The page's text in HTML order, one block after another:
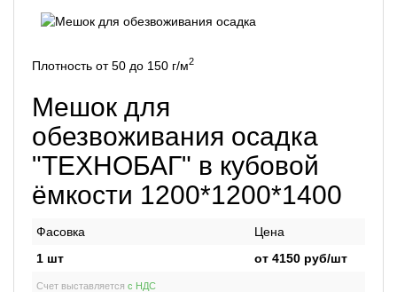
Плотность от 50 до 150 г/м2
Мешок для
обезвоживания осадка
"ТЕХНОБАГ" в кубовой
ёмкости 1200*1200*1400
Фасовка
Цена
1 шт
от 4150 руб/шт
Счет выставляется с НДС